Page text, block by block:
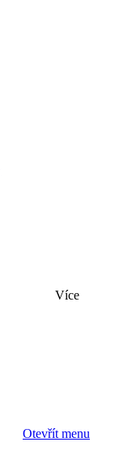
Více
Otevřít menu